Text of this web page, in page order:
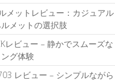
メットレビュー：カジュアル
メットの選択肢
レビュー – 静かでスムーズな
グ体験
レビュー – シンプルながら